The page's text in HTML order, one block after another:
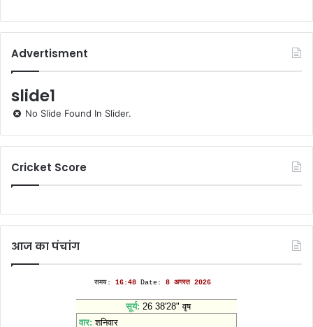
Advertisment
slide1
No Slide Found In Slider.
Cricket Score
आज का पंचांग